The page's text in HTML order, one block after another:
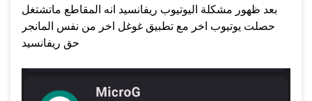
بعد ظهور مشكلة اليوتيوب ريفانسيد انه المقاطع ماتشتغل
حصلت يوتيوب اخر مع تطبيق غوغل اخر من نفس المانجر